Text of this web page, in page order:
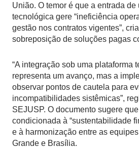
União. O temor é que a entrada
tecnológica gere “ineficiência
gestão nos contratos vigentes”,
sobreposição de soluções pagas
“A integração sob uma plataforma
representa um avanço, mas a
observar pontos de cautela para
incompatibilidades sistêmicas”,
SEJUSP. O documento sugere
condicionada à “sustentabilidade
e à harmonização entre as
Grande e Brasília.